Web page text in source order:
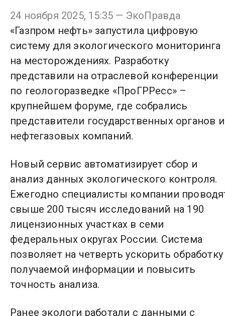
24 ноября 2025, 15:35 — ЭкоПравда
«Газпром нефть» запустила цифровую
систему для экологического мониторинга
на месторождениях. Разработку
представили на отраслевой конференции
по геологоразведке «ПроГРРесс» –
крупнейшем форуме, где собрались
представители государственных органов и
нефтегазовых компаний.
Новый сервис автоматизирует сбор и
анализ данных экологического контроля.
Ежегодно специалисты компании
свыше 200 тысяч исследований на 190
лицензионных участках в семи
федеральных округах России. Система
позволяет на четверть ускорить обработку
получаемой информации и повысить
точность анализа.
Ранее экологи работали с данными с